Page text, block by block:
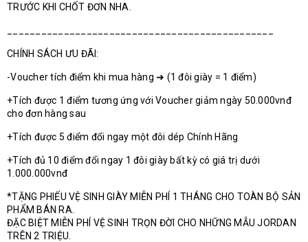
TRƯỚC KHI CHỐT ĐƠN NHA.
CHÍNH SÁCH ƯU ĐÃI:
-Voucher tích điểm khi mua hàng ➜ (1 đôi giày = 1 điểm)
+Tích được 1 điểm tương ứng với Voucher giảm ngày 50.000vnđ
cho đơn hàng sau
+Tích được 5 điểm đổi ngay một đôi dép Chính Hãng
+Tích đủ 10 điểm đổi ngay 1 đôi giày bất kỳ có giá trị dưới
1.000.000vnđ
*TẶNG PHIẾU VỆ SINH GIÀY MIỄN PHÍ 1 THÁNG CHO TOÀN BỘ SẢN
PHẨM BÁN RA.
ĐẶC BIỆT MIỄN PHÍ VỆ SINH TRỌN ĐỜI CHO NHỮNG MẪU JORDAN
TRÊN 2 TRIỆU.